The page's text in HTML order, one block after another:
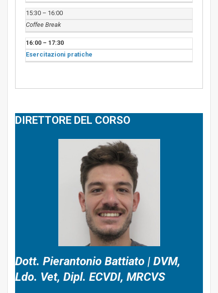
15:30 – 16:00
Coffee Break
16:00 – 17:30
Esercitazioni pratiche
DIRETTORE DEL CORSO
Dott. Pierantonio Battiato | DVM,
Ldo. Vet, Dipl. ECVDI, MRCVS